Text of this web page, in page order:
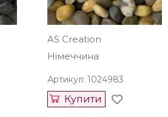
AS Creation
Німеччина
Артикул: 1024983
Купити